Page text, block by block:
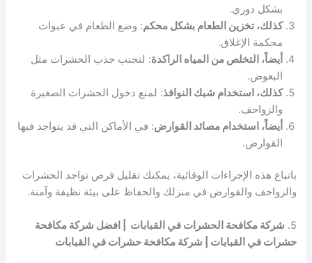
بشكل دوري.
كذلك، تخزين الطعام بشكل محكم: وضع الطعام في عبوات
محكمة الإغلاق.
أيضاً، التخلص من المياه الراكدة: لتجنب جذب الحشرات مثل
البعوض.
كذلك، استخدام شبك النوافذ: لمنع دخول الحشرات الصغيرة
والزواحف.
أيضاً، استخدام مصائد القوارض: في الأماكن التي قد يتواجد فيها
القوارض.
باتباع هذه الإجراءات الوقائية، يمكنك تقليل فرص تواجد الحشرات
والزواحف والقوارض في منزلك والحفاظ على بيئة نظيفة وآمنة.
5. شركة مكافحة الحشرات في القبابات | افضل شركة مكافحة
حشرات في القبابات | شركة مكافحة حشرات في القبابات